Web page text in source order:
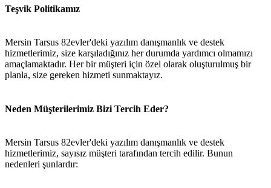
Teşvik Politikamız
Mersin Tarsus 82evler'deki yazılım danışmanlık ve destek
hizmetlerimiz, size karşıladığınız her durumda yardımcı olmamızı
amaçlamaktadır. Her bir müşteri için özel olarak oluşturulmuş bir
planla, size gereken hizmeti sunmaktayız.
Neden Müşterilerimiz Bizi Tercih Eder?
Mersin Tarsus 82evler'deki yazılım danışmanlık ve destek
hizmetlerimiz, sayısız müşteri tarafından tercih edilir. Bunun
nedenleri şunlardır: